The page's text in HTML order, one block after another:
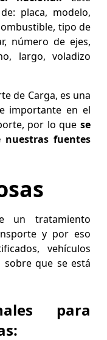
placa, modelo,
tipo de
número de ejes,
largo, voladizo
de Carga, es una
importante en el
por lo quese
fuentes
un tratamiento
y por eso
vehículos
sobre que se está
para